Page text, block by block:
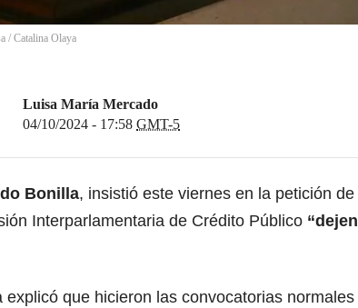
/ Catalina Olaya
Luisa María Mercado
04/10/2024 - 17:58 GMT-5
Bonilla, insistió este viernes en la petición de
Interparlamentaria de Crédito Público “dejen
que hicieron las convocatorias normales